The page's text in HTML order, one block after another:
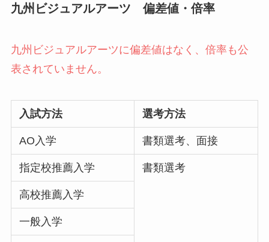
九州ビジュアルアーツ 偏差値・倍率
九州ビジュアルアーツに偏差値はなく、倍率も公
表されていません。
入試方法 選考方法
AO入学 書類選考、面接
指定校推薦入学 書類選考
高校推薦入学
一般入学